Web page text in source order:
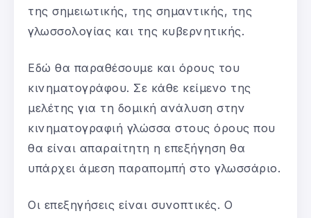
της σημειωτικής, της σημαντικής, της
γλωσσολογίας και της κυβερνητικής.
Εδώ θα παραθέσουμε και όρους του
κινηματογράφου. Σε κάθε κείμενο της
μελέτης για τη δομική ανάλυση στην
κινηματογραφιή γλώσσα στους όρους που
θα είναι απαραίτητη η επεξήγηση θα
υπάρχει άμεση παραπομπή στο γλωσσάριο.
Οι επεξηγήσεις είναι συνοπτικές. Ο